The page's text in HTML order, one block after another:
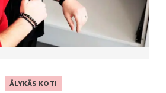
ÄLYKÄS KOTI